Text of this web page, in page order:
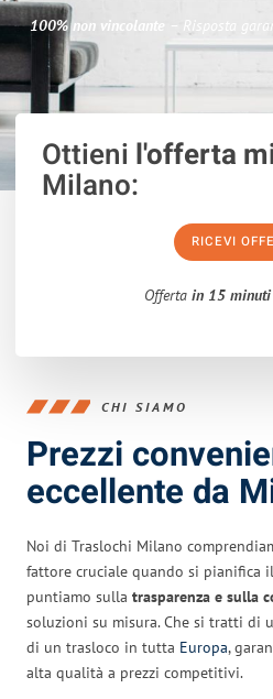
100% non vincolante – Risposta
Ottieni l'offerta
Milano:
RICEVI
Offerta in 15 minuti
CHI SIAMO
Prezzi
eccellente da
Noi di Traslochi Milano
fattore cruciale quando si pianifica
puntiamo sulla trasparenza e sulla
soluzioni su misura. Che si tratti di
di un trasloco in tutta Europa,
alta qualità a prezzi competitivi.